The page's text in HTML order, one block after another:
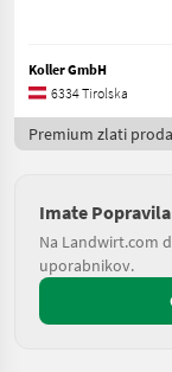
Koller GmbH
6334 Tirolska
Premium zlati
Imate
Na Landwirt.com
uporabnikov.